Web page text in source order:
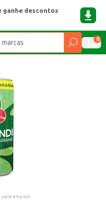
ganhe descontos
0
para ampliar.